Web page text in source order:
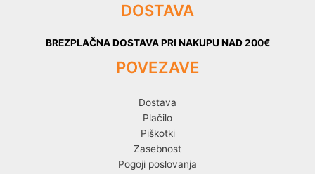
DOSTAVA
BREZPLAČNA DOSTAVA PRI NAKUPU NAD 200€
POVEZAVE
Dostava
Plačilo
Piškotki
Zasebnost
Pogoji poslovanja